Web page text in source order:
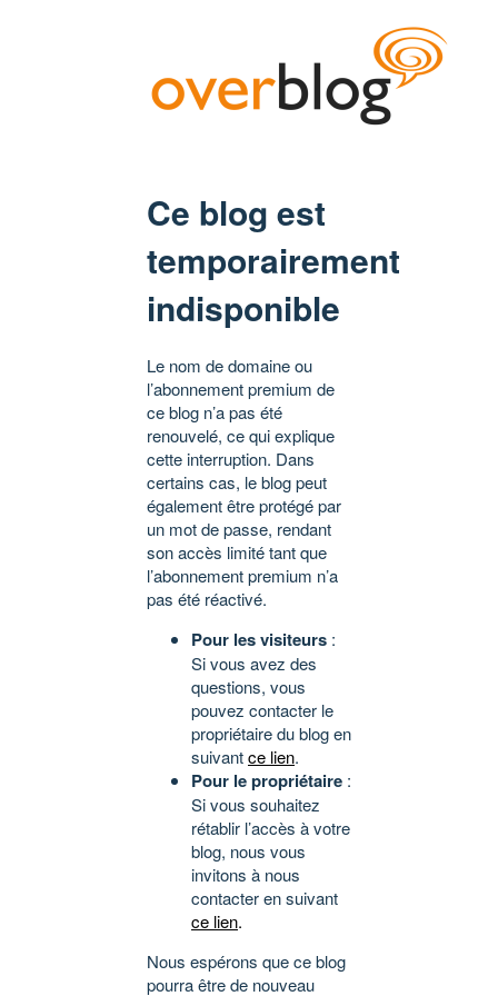
Ce blog est
temporairement
indisponible
Le nom de domaine ou
l’abonnement premium de
ce blog n’a pas été
renouvelé, ce qui explique
cette interruption. Dans
certains cas, le blog peut
également être protégé par
un mot de passe, rendant
son accès limité tant que
l’abonnement premium n’a
pas été réactivé.
Pour les visiteurs :
Si vous avez des
questions, vous
pouvez contacter le
propriétaire du blog en
suivantce lien.
Pour le propriétaire :
Si vous souhaitez
rétablir l’accès à votre
blog, nous vous
invitons à nous
contacter en suivant
ce lien.
Nous espérons que ce blog
pourra être de nouveau